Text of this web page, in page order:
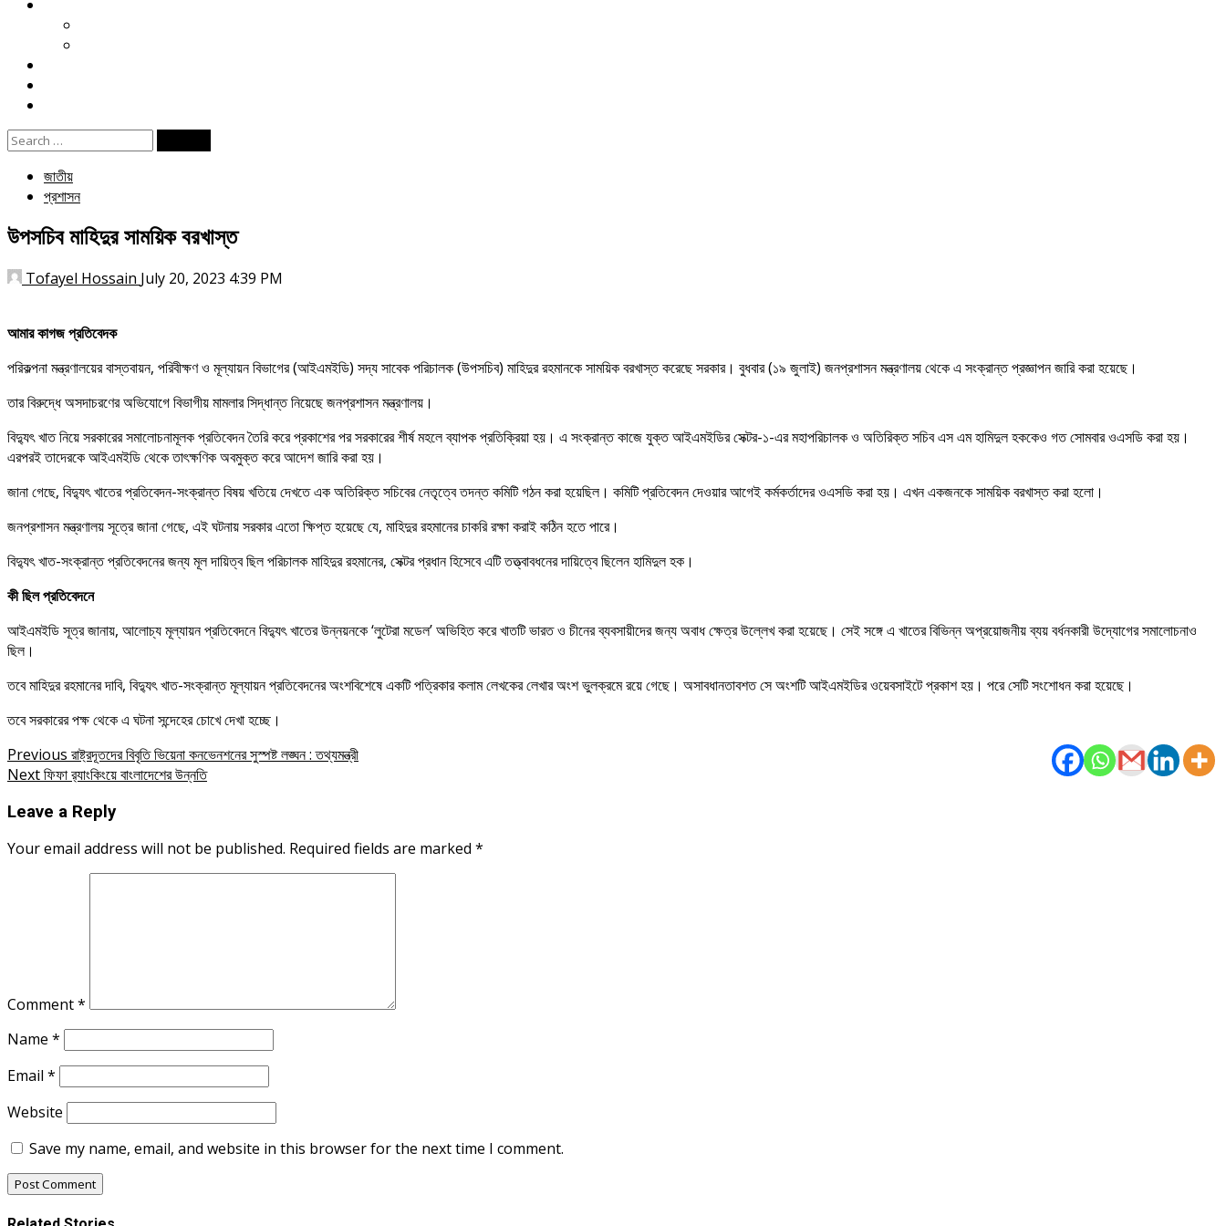
Search
জাতীয়
প্রশাসন
উপসচিব মাহিদুর সাময়িক বরখাস্ত
Tofayel Hossain July 20, 2023 4:39 PM
আমার কাগজ প্রতিবেদক
পরিকল্পনা মন্ত্রণালয়ের বাস্তবায়ন, পরিবীক্ষণ ও মূল্যায়ন বিভাগের (আইএমইডি) সদ্য সাবেক পরিচালক (উপসচিব) মাহিদুর রহমানকে সাময়িক বরখাস্ত করেছে সরকার। বুধবার (১৯ জুলাই) জনপ্রশাসন মন্ত্রণালয় থেকে এ সংক্রান্ত প্রজ্ঞাপন জারি করা হয়েছে।
তার বিরুদ্ধে অসদাচরণের অভিযোগে বিভাগীয় মামলার সিদ্ধান্ত নিয়েছে জনপ্রশাসন মন্ত্রণালয়।
বিদ্যুৎ খাত নিয়ে সরকারের সমালোচনামূলক প্রতিবেদন তৈরি করে প্রকাশের পর সরকারের শীর্ষ মহলে ব্যাপক প্রতিক্রিয়া হয়। এ সংক্রান্ত কাজে যুক্ত আইএমইডির সেক্টর-১-এর মহাপরিচালক ও অতিরিক্ত সচিব এস এম হামিদুল হককেও গত সোমবার ওএসডি করা হয়।
এরপরই তাদেরকে আইএমইডি থেকে তাৎক্ষণিক অবমুক্ত করে আদেশ জারি করা হয়।
জানা গেছে, বিদ্যুৎ খাতের প্রতিবেদন-সংক্রান্ত বিষয় খতিয়ে দেখতে এক অতিরিক্ত সচিবের নেতৃত্বে তদন্ত কমিটি গঠন করা হয়েছিল। কমিটি প্রতিবেদন দেওয়ার আগেই কর্মকর্তাদের ওএসডি করা হয়। এখন একজনকে সাময়িক বরখাস্ত করা হলো।
জনপ্রশাসন মন্ত্রণালয় সূত্রে জানা গেছে, এই ঘটনায় সরকার এতো ক্ষিপ্ত হয়েছে যে, মাহিদুর রহমানের চাকরি রক্ষা করাই কঠিন হতে পারে।
বিদ্যুৎ খাত-সংক্রান্ত প্রতিবেদনের জন্য মূল দায়িত্ব ছিল পরিচালক মাহিদুর রহমানের, সেক্টর প্রধান হিসেবে এটি তত্ত্বাবধনের দায়িত্বে ছিলেন হামিদুল হক।
কী ছিল প্রতিবেদনে
আইএমইডি সূত্র জানায়, আলোচ্য মূল্যায়ন প্রতিবেদনে বিদ্যুৎ খাতের উন্নয়নকে ‘লুটেরা মডেল’ অভিহিত করে খাতটি ভারত ও চীনের ব্যবসায়ীদের জন্য অবাধ ক্ষেত্র উল্লেখ করা হয়েছে। সেই সঙ্গে এ খাতের বিভিন্ন অপ্রয়োজনীয় ব্যয় বর্ধনকারী উদ্যোগের সমালোচনাও
ছিল।
তবে মাহিদুর রহমানের দাবি, বিদ্যুৎ খাত-সংক্রান্ত মূল্যায়ন প্রতিবেদনের অংশবিশেষে একটি পত্রিকার কলাম লেখকের লেখার অংশ ভুলক্রমে রয়ে গেছে। অসাবধানতাবশত সে অংশটি আইএমইডির ওয়েবসাইটে প্রকাশ হয়। পরে সেটি সংশোধন করা হয়েছে।
তবে সরকারের পক্ষ থেকে এ ঘটনা সন্দেহের চোখে দেখা হচ্ছে।
Post
navigation
Previous রাষ্ট্রদূতদের বিবৃতি ভিয়েনা কনভেনশনের সুস্পষ্ট লঙ্ঘন : তথ্যমন্ত্রী
Nextফিফা র‌্যাংকিংয়ে বাংলাদেশের উন্নতি
Leave a Reply
Your email address will not be published. Required fields are marked *
Comment*
Name *
Email *
Website
Save my name, email, and website in this browser for the next time I comment.